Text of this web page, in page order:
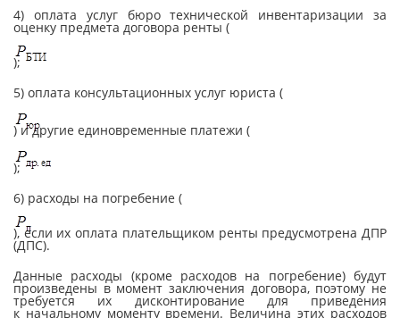
4) оплата услуг бюро технической инвентаризации за
оценку предмета договора ренты (
);
5) оплата консультационных услуг юриста (
) и другие единовременные платежи (
);
6) расходы на погребение (
), если их оплата плательщиком ренты предусмотрена ДПР
(ДПС).
Данные расходы (кроме расходов на погребение) будут
произведены в момент заключения договора, поэтому не
требуется их дисконтирование для приведения
к начальному моменту времени. Величина этих расходов